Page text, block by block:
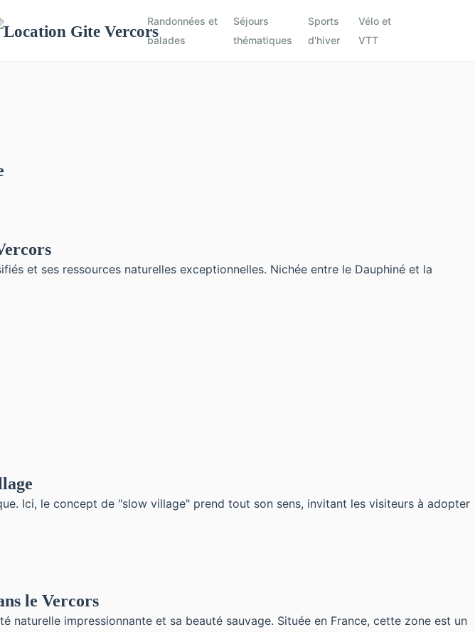
Randonnées et
balades
Séjours
thématiques
Sports
d'hiver
Vélo et
VTT
et ses ressources naturelles exceptionnelles. Nichée entre le Dauphiné et la
Ici, le concept de "slow village" prend tout son sens, invitant les visiteurs à adopter
le Vercors
impressionnante et sa beauté sauvage. Située en France, cette zone est un